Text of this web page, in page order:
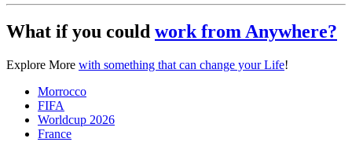
What if you could work from Anywhere?
Explore More with something that can change your Life!
Morrocco
FIFA
Worldcup 2026
France